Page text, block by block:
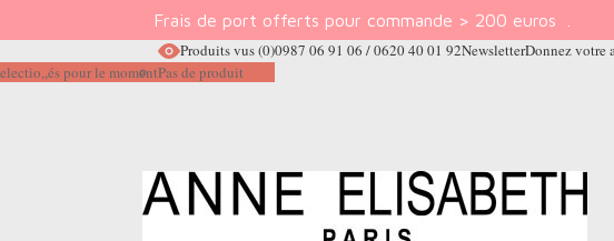
Frais de port offerts pour commande > 200 euros
pour le moment
Produits vus(0)
Pas de produit
0987 06 91 06 / 0620 40 01 92NewsletterDonnez votre